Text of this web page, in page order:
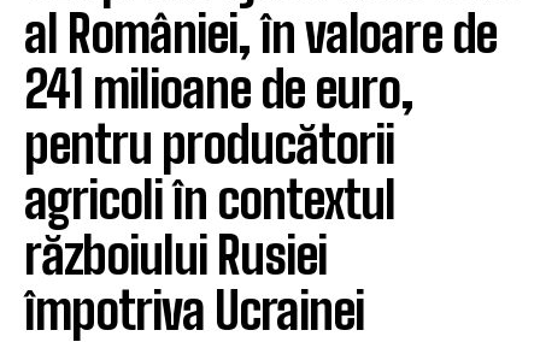
al României, în valoare de
241 milioane de euro,
pentru producătorii
agricoli în contextul
războiului Rusiei
împotriva Ucrainei